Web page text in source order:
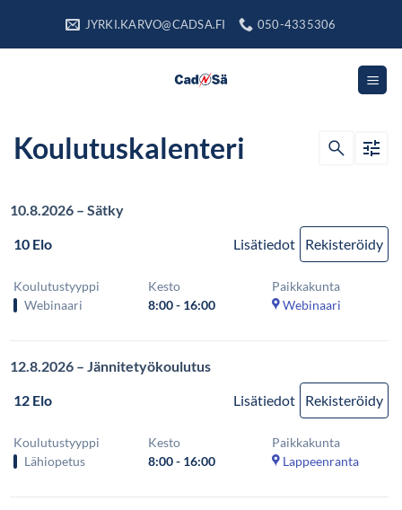
JYRKI.KARVO@CADSA.FI 050-4335306
Koulutuskalenteri
Etsi
10.8.2026 – Sätky
10 Elo
Lisätiedot Rekisteröidy
Koulutustyyppi
Webinaari
Kesto
8:00 - 16:00
Paikkakunta
Webinaari
12.8.2026 – Jännitetyökoulutus
12 Elo
Lisätiedot Rekisteröidy
Koulutustyyppi
Lähiopetus
Kesto
8:00 - 16:00
Paikkakunta
Lappeenranta